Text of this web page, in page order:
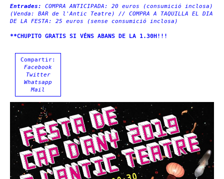
Entrades: COMPRA ANTICIPADA: 20 euros (consumició inclosa)
(Venda: BAR de l'Antic Teatre) // COMPRA A TAQUILLA EL DIA
DE LA FESTA: 25 euros (sense consumició inclosa)
**CHUPITO GRATIS SI VÉNS ABANS DE LA 1.30H!!!
Compartir:
Facebook
Twitter
Whatsapp
Mail